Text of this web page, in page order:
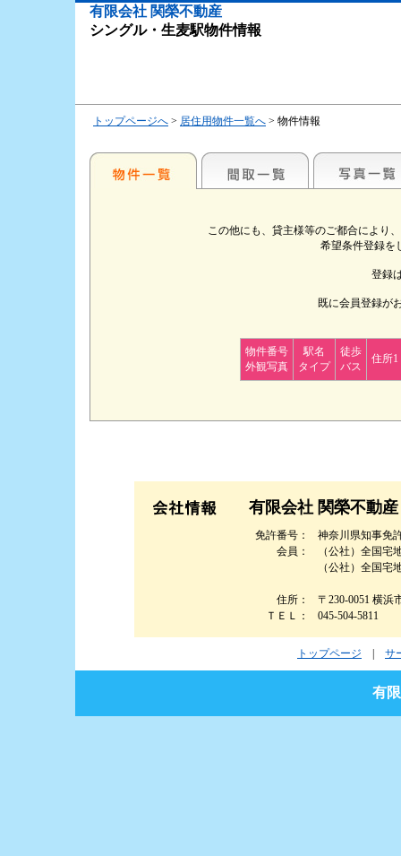
有限会社 関榮不動産
シングル・生麦駅物件情報
トップページへ > 居住用物件一覧へ > 物件情報
この他にも、貸主様等のご都合により
希望条件登録を
登録
既に会員登録が
物件番号
外観写真
駅名
タイプ
徒歩
バス
住所1
有限会社 関榮不動産
免許番号：
神奈川県知事免
会員：
（公社）全国宅
（公社）全国宅
住所：
〒230-0051 横
ＴＥＬ：
045-504-5811
トップページ サ
有